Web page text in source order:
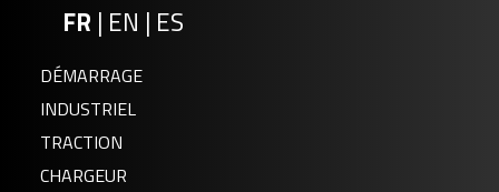
FR | EN | ES
DÉMARRAGE
INDUSTRIEL
TRACTION
CHARGEUR